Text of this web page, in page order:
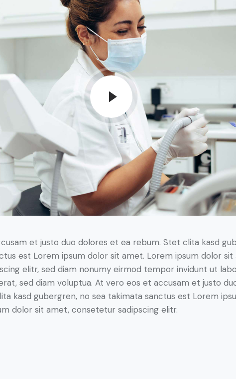
et justo duo dolores et ea rebum. Stet clita kasd
est Lorem ipsum dolor sit amet. Lorem ipsum dolor sit
elitr, sed diam nonumy eirmod tempor invidunt ut
sed diam voluptua. At vero eos et accusam et justo
kasd gubergren, no sea takimata sanctus est Lorem
dolor sit amet, consetetur sadipscing elitr.